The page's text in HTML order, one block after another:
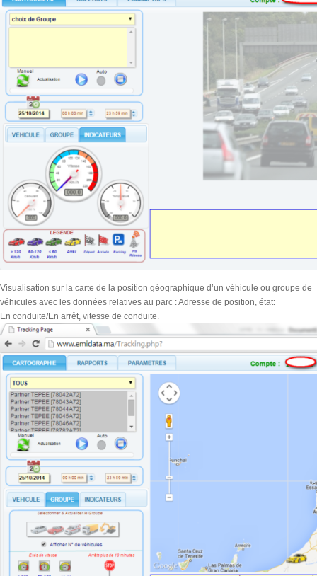
Visualisation sur la carte de la position géographique d’un véhicule ou groupe de
véhicules avec les données relatives au parc : Adresse de position, état:
En conduite/En arrêt, vitesse de conduite.